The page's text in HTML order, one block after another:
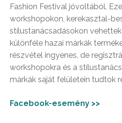
Fashion Festival jóvoltából.
workshopokon, kerekasztal-
stílustanácsadásokon
különféle hazai márkák
részvétel ingyenes, de
workshopokra és a
márkák saját felületein tudtok
Facebook-esemény >>